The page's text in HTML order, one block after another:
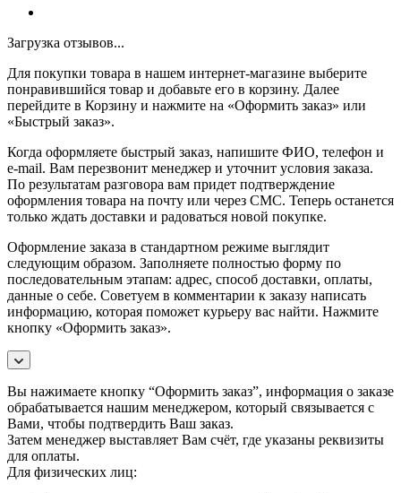
Загрузка отзывов...
Для покупки товара в нашем интернет-магазине выберите
понравившийся товар и добавьте его в корзину. Далее
перейдите в Корзину и нажмите на «Оформить заказ» или
«Быстрый заказ».
Когда оформляете быстрый заказ, напишите ФИО, телефон и
e-mail. Вам перезвонит менеджер и уточнит условия заказа.
По результатам разговора вам придет подтверждение
оформления товара на почту или через СМС. Теперь останется
только ждать доставки и радоваться новой покупке.
Оформление заказа в стандартном режиме выглядит
следующим образом. Заполняете полностью форму по
последовательным этапам: адрес, способ доставки, оплаты,
данные о себе. Советуем в комментарии к заказу написать
информацию, которая поможет курьеру вас найти. Нажмите
кнопку «Оформить заказ».
Вы нажимаете кнопку “Оформить заказ”, информация о заказе
обрабатывается нашим менеджером, который связывается с
Вами, чтобы подтвердить Ваш заказ.
Затем менеджер выставляет Вам счёт, где указаны реквизиты
для оплаты.
Для физических лиц: